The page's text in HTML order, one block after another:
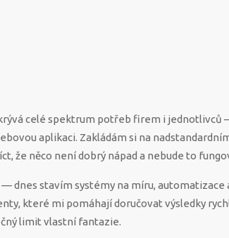
celé spektrum potřeb firem i jednotlivců
aplikaci. Zakládám si na
že něco není dobrý nápad a nebude to
dnes stavím systémy na míru, automatizace
které mi pomáhají doručovat výsledky
limit vlastní fantazie.